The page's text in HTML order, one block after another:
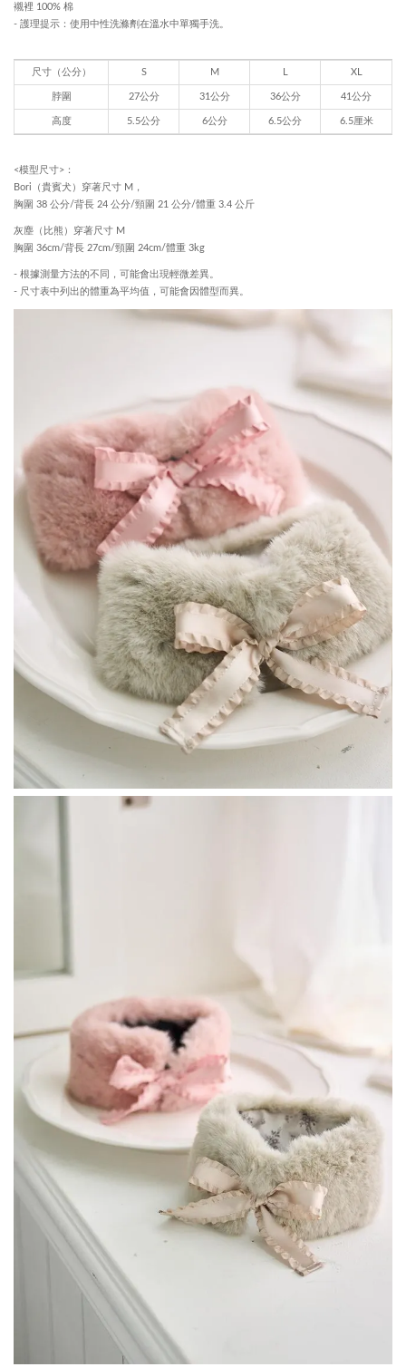
襯裡 100% 棉
- 護理提示：使用中性洗滌劑在溫水中單獨手洗。
尺寸（公分） S M XL
脖圍 27公分 31公分 36公分 41公分
高度 5.5公分 6公分 6.5公分 6.5厘米
<模型尺寸>：
Bori（貴賓犬）穿著尺寸 M，
胸圍 38 公分/背長 24 公分/頸圍 21 公分/體重 3.4 公斤
灰塵（比熊）穿著尺寸 M
胸圍 36cm/背長 27cm/頸圍 24cm/體重 3kg
- 根據測量方法的不同，可能會出現輕微差異。
- 尺寸表中列出的體重為平均值，可能會因體型而異。